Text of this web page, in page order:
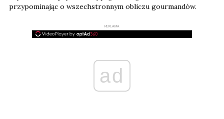
przypominając o wszechstronnym obliczu gourmandów.
REKLAMA
ad